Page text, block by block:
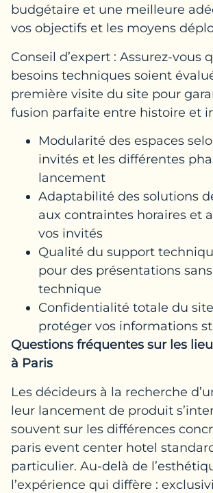
budgétaire et une meilleure
vos objectifs et les moyens
Conseil d’expert : Assurez-vous
besoins techniques soient
première visite du site pour
fusion parfaite entre histoire et
Modularité des espaces
invités et les différentes
lancement
Adaptabilité des solutions
aux contraintes horaires et
vos invités
Qualité du support
pour des présentations
technique
Confidentialité totale du
protéger vos informations
Questions fréquentes sur les
à Paris
Les décideurs à la recherche
leur lancement de produit
souvent sur les différences
paris event center hotel
particulier. Au-delà de
l’expérience qui diffère :